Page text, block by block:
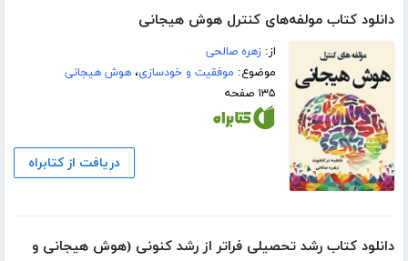
دانلود کتاب مولفه‌های کنترل هوش هیجانی
از:زهره صالحی
موضوع: موفقیت و خودسازی،هوش هیجانی
۱۳۵ صفحه
دریافت از کتابراه
دانلود کتاب رشد تحصیلی فراتر از رشد کنونی (هوش هیجانی و